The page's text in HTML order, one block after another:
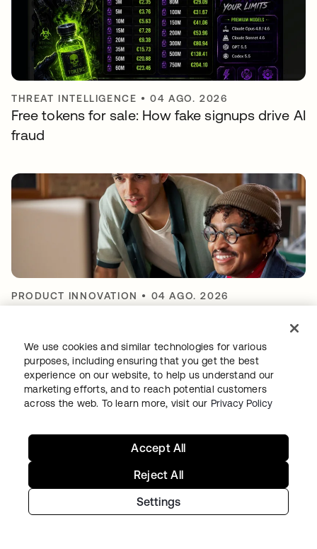
THREAT INTELLIGENCE •04 AGO. 2026
Free tokens for sale: How fake signups drive AI
fraud
PRODUCT INNOVATION • 04 AGO. 2026
Continue sua
jornada de
identidade
We use cookies and similar technologies for various
purposes, including ensuring that you get the best
experience on our website, to help us understand our
marketing efforts, and to reach potential customers
across the web. To learn more, visit our Privacy Policy
Settings
Reject All
Accept All